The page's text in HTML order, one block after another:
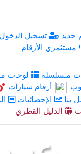
تسجيل الدخول
مستثمري الأرقام
متسلسلة
لوحات
أرقام سيارات
بنا الإحصائيات
الدليل القطري